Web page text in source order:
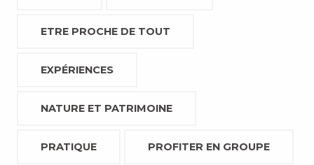
ETRE PROCHE DE TOUT
EXPÉRIENCES
NATURE ET PATRIMOINE
PRATIQUE PROFITER EN GROUPE